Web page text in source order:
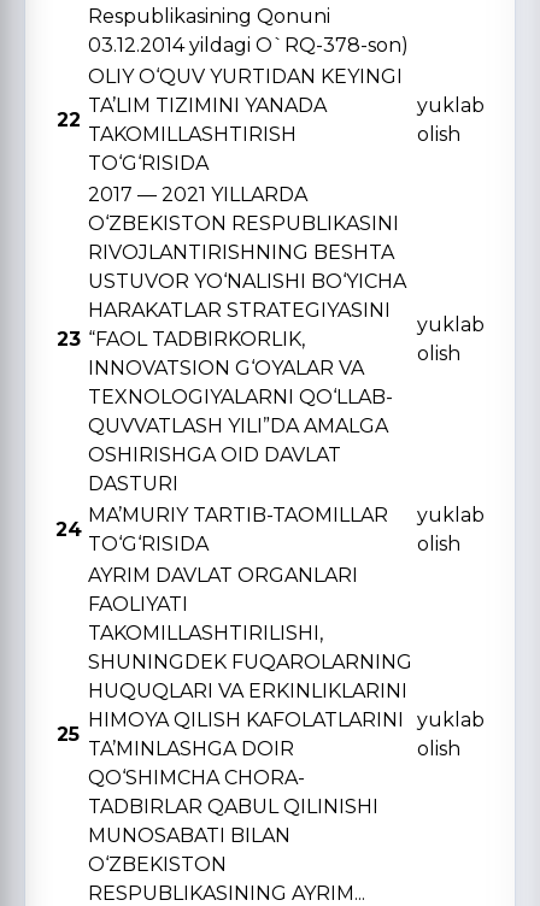
Respublikasining Qonuni
03.12.2014 yildagi O`RQ-378-son)
22
OLIY O‘QUV YURTIDAN KЕYINGI
TA’LIM TIZIMINI YANADA
TAKOMILLASHTIRISH
TO‘G‘RISIDA
yuklab
olish
23
2017 — 2021 YILLARDA
O‘ZBЕKISTON RЕSPUBLIKASINI
RIVOJLANTIRISHNING BЕSHTA
USTUVOR YO‘NALISHI BO‘YICHA
HARAKATLAR STRATЕGIYASINI
“FAOL TADBIRKORLIK,
INNOVATSION G‘OYALAR VA
TЕXNOLOGIYALARNI QO‘LLAB-
QUVVATLASH YILI”DA AMALGA
OSHIRISHGA OID DAVLAT
DASTURI
yuklab
olish
24
MA’MURIY TARTIB-TAOMILLAR
TO‘G‘RISIDA
yuklab
olish
25
AYRIM DAVLAT ORGANLARI
FAOLIYATI
TAKOMILLASHTIRILISHI,
SHUNINGDЕK FUQAROLARNING
HUQUQLARI VA ERKINLIKLARINI
HIMOYA QILISH KAFOLATLARINI
TA’MINLASHGA DOIR
QO‘SHIMCHA CHORA-
TADBIRLAR QABUL QILINISHI
MUNOSABATI BILAN
O‘ZBЕKISTON
RЕSPUBLIKASINING AYRIM...
yuklab
olish